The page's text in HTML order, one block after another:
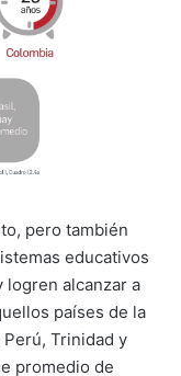
pero también
educativos
logren alcanzar a
países de la
Trinidad y
promedio de